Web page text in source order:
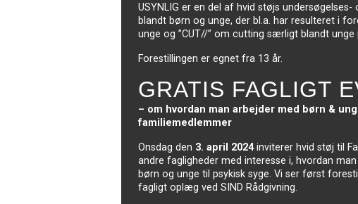
USYNLIG er en del af hvid støjs
blandt børn og unge, der bl.a. har resulteret i
unge og ”CUT//” om cutting særligt blandt unge
Forestillingen er egnet fra 13 år.
GRATIS FAGLIGT
– om hvordan man arbejder med børn &
familiemedlemmer
Onsdag den 3. april 2024inviterer hvid støj til
andre fagligheder med interesse i, hvordan
børn og unge til psykisk syge. Vi ser først
fagligt oplæg ved SIND Rådgivning.